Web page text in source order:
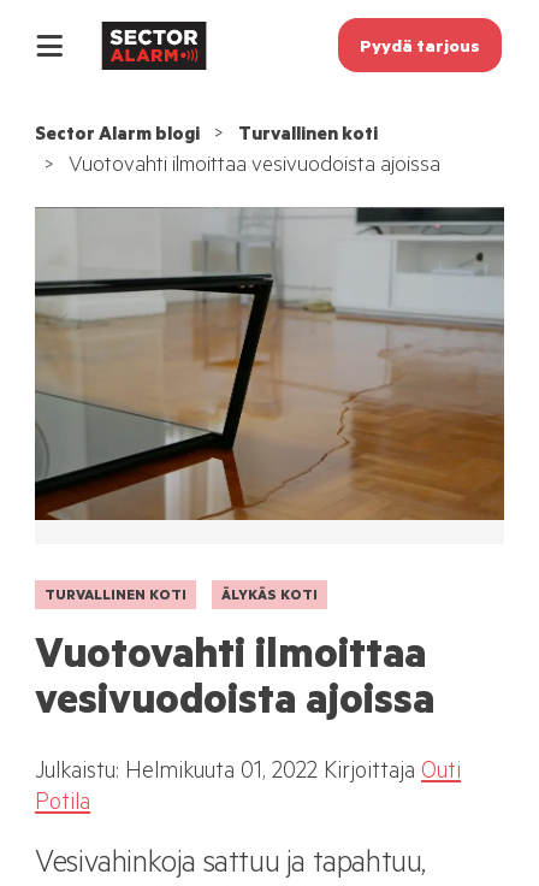
Pyydä tarjous
Sector Alarm blogi Turvallinen koti
Vuotovahti ilmoittaa vesivuodoista ajoissa
TURVALLINEN KOTI ÄLYKÄS KOTI
Vuotovahti ilmoittaa
vesivuodoista ajoissa
Julkaistu: Helmikuuta 01, 2022 Kirjoittaja Outi
Potila
Vesivahinkoja sattuu ja tapahtuu,